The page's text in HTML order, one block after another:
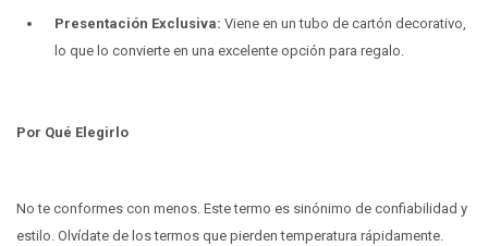
Presentación Exclusiva: Viene en un tubo de cartón decorativo,
lo que lo convierte en una excelente opción para regalo.
Por Qué Elegirlo
No te conformes con menos. Este termo es sinónimo de confiabilidad y
estilo. Olvídate de los termos que pierden temperatura rápidamente.